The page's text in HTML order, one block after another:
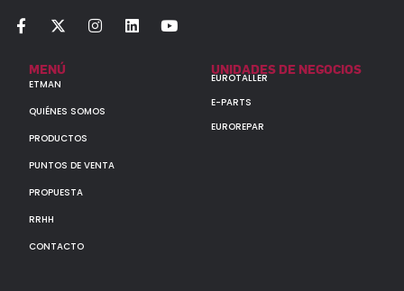
MENÚ
ETMAN
QUIÉNES SOMOS
PRODUCTOS
PUNTOS DE VENTA
PROPUESTA
RRHH
CONTACTO
UNIDADES DE NEGOCIOS
EUROTALLER
E-PARTS
EUROREPAR